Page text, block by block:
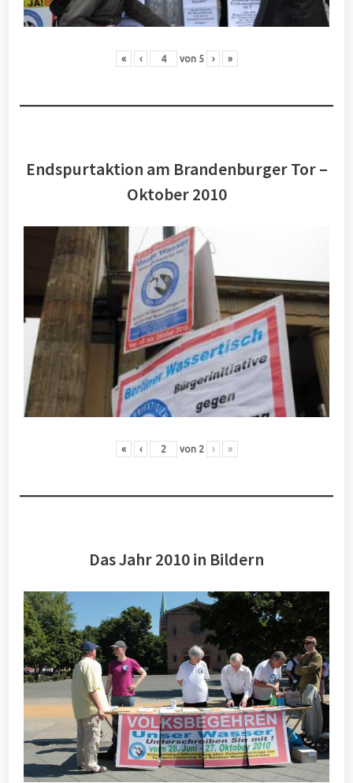
« ‹ von 5 › »
Endspurtaktion am Brandenburger Tor –
Oktober 2010
« ‹ von 2 › »
Das Jahr 2010 in Bildern